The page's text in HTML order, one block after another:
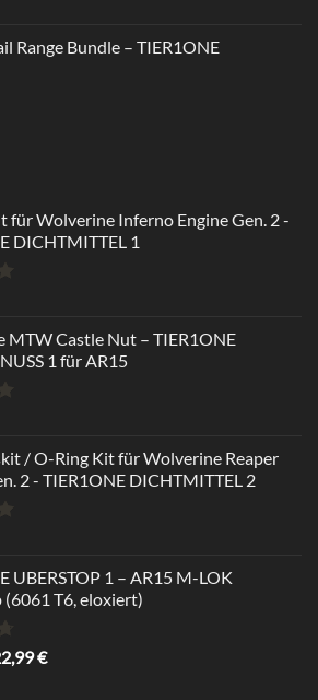
Range Bundle – TIER1ONE
für Wolverine Inferno Engine Gen. 2 -
DICHTMITTEL 1
MTW Castle Nut – TIER1ONE
1 für AR15
/ O-Ring Kit für Wolverine Reaper
2 - TIER1ONE DICHTMITTEL 2
UBERSTOP 1 – AR15 M-LOK
T6, eloxiert)
€Aktueller